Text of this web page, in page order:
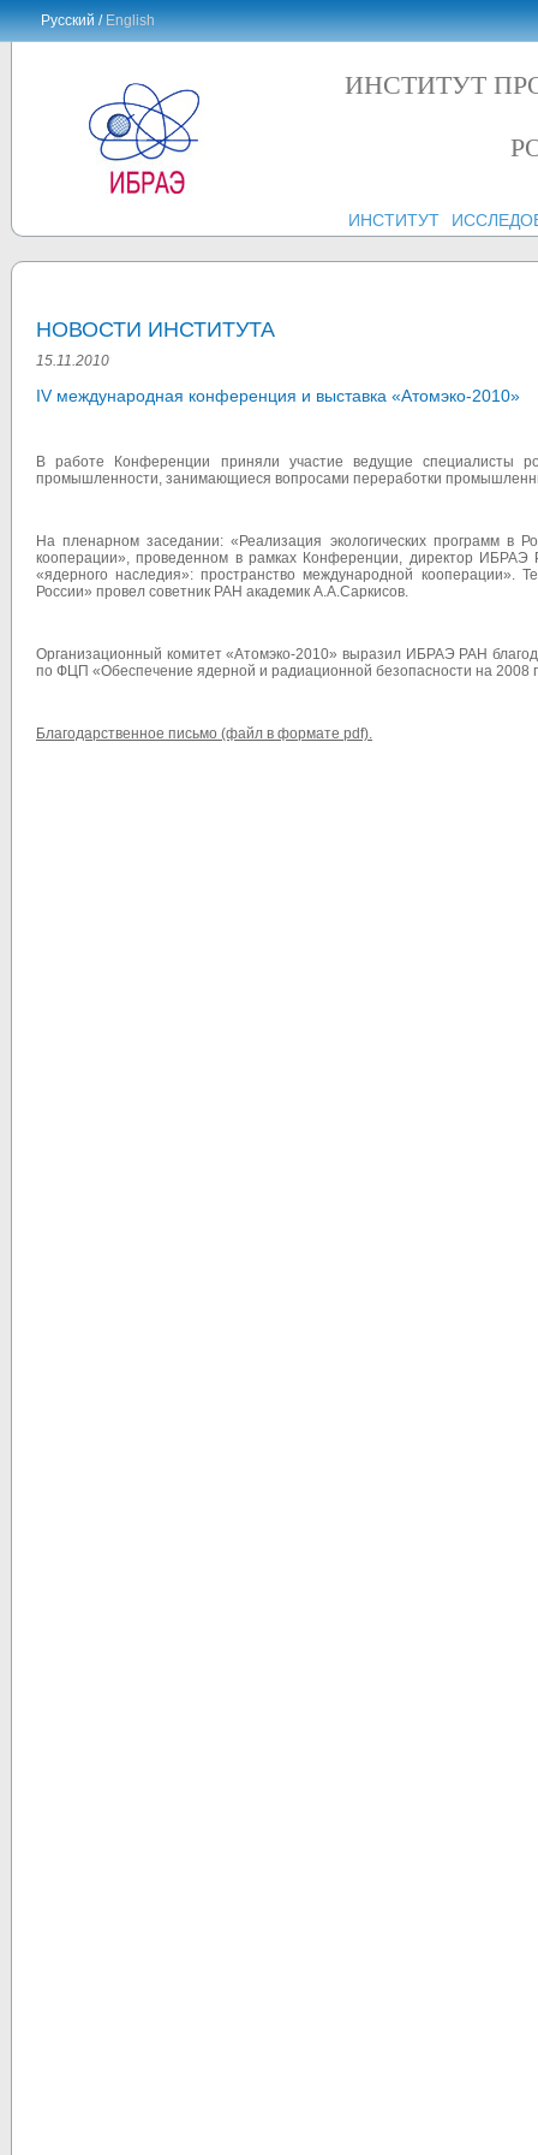
Русский /English
ИНСТИТУТ
ИНСТИТУТ
НОВОСТИ ИНСТИТУТА
15.11.2010
IV международная конференция и выставка «Атомэко-2010»
В работе Конференции приняли участие ведущие специалисты
промышленности, занимающиеся вопросами переработки
На пленарном заседании: «Реализация экологических программ в
кооперации», проведенном в рамках Конференции, директор
«ядерного наследия»: пространство международной
России» провел советник РАН академик А.А.Саркисов.
Организационный комитет «Атомэко-2010» выразил ИБРАЭ РАН
по ФЦП «Обеспечение ядерной и радиационной безопасности на 2008
Благодарственное письмо (файл в формате pdf).